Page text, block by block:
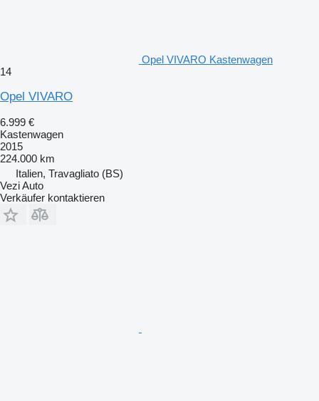
Opel VIVARO Kastenwagen
14
Opel VIVARO
6.999 €
Kastenwagen
2015
224.000 km
Italien, Travagliato (BS)
Vezi Auto
Verkäufer kontaktieren